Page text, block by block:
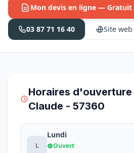
Mon devis en ligne — Gratuit
03 87 71 16 40 Site web
Horaires
Claude - 57360
L
Lundi
Ouvert